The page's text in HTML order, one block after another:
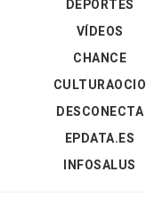
DEPORTES
VÍDEOS
CHANCE
CULTURAOCIO
DESCONECTA
EPDATA.ES
INFOSALUS